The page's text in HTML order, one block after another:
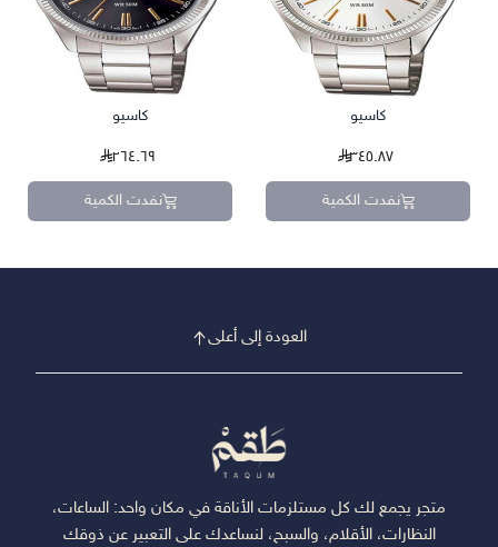
كاسيو
٣٤٥.٨٧
نفدت الكمية
كاسيو
٢٦٤.٦٩
نفدت الكمية
العودة إلى أعلى
متجر يجمع لك كل مستلزمات الأناقة في مكان واحد: الساعات،
النظارات، الأقلام، والسبح، لنساعدك على التعبير عن ذوقك